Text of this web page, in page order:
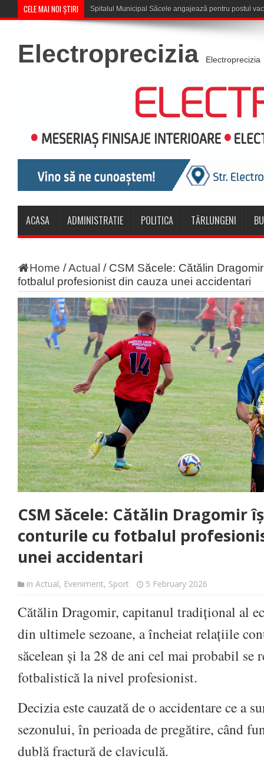
CELE MAI NOI ȘTIRI Săcele: Acțiune a polițiștilor
Electroprecizia Electroprecizia
ACASA ADMINISTRATIE POLITICA TĂRLUNGENI
Home /Actual / CSM Săcele: Cătălin
fotbalul profesionist din cauza unei accidentari
CSM Săcele: Cătălin Dragomir
conturile cu fotbalul
unei accidentari
in Actual, Eveniment, Sport 5 February 2026
Cătălin Dragomir, capitanul tradițional al
din ultimele sezoane, a încheiat relațiile
săcelean și la 28 de ani cel mai probabil se
fotbalistică la nivel profesionist.
Decizia este cauzată de o accidentare ce a
sezonului, în perioada de pregătire, când
dublă fractură de claviculă.